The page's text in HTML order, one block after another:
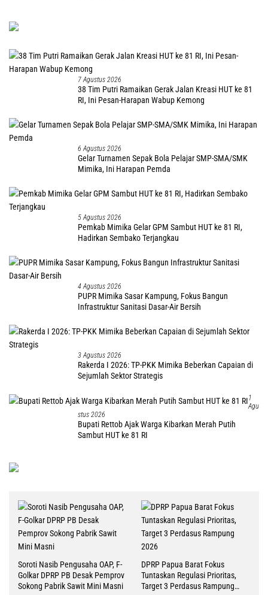
7 Agustus 2026
38 Tim Putri Ramaikan Gerak Jalan Kreasi HUT ke 81
RI, Ini Pesan-Harapan Wabup Kemong
6 Agustus 2026
Gelar Turnamen Sepak Bola Pelajar SMP-SMA/SMK
Mimika, Ini Harapan Pemda
5 Agustus 2026
Pemkab Mimika Gelar GPM Sambut HUT ke 81 RI,
Hadirkan Sembako Terjangkau
4 Agustus 2026
PUPR Mimika Sasar Kampung, Fokus Bangun
Infrastruktur Sanitasi Dasar-Air Bersih
3 Agustus 2026
Rakerda I 2026: TP-PKK Mimika Beberkan Capaian di
Sejumlah Sektor Strategis
1
Agu
Stus 2026
Bupati Rettob Ajak Warga Kibarkan Merah Putih
Sambut HUT ke 81 RI
Soroti Nasib Pengusaha OAP, F-
Golkar DPRP PB Desak Pemprov
Sokong Pabrik Sawit Mini Masni
DPRP Papua Barat Fokus
Tuntaskan Regulasi Prioritas,
Target 3 Perdasus Rampung